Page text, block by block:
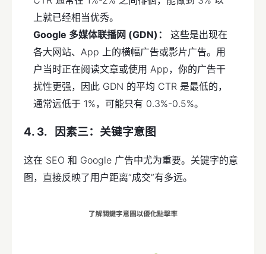
上就已经相当优秀。
Google 多媒体联播网 (GDN)：
这些是出现在
各大网站、App 上的横幅广告或影片广告。用
户当时正在阅读文章或使用 App，你的广告干
扰性更强，因此 GDN 的平均 CTR 是最低的，
通常远低于 1%，可能只有 0.3%-0.5%。
因素三：关键字意图
这在 SEO 和 Google 广告中尤为重要。关键字的意
图，直接反映了用户距离“成交”有多远。